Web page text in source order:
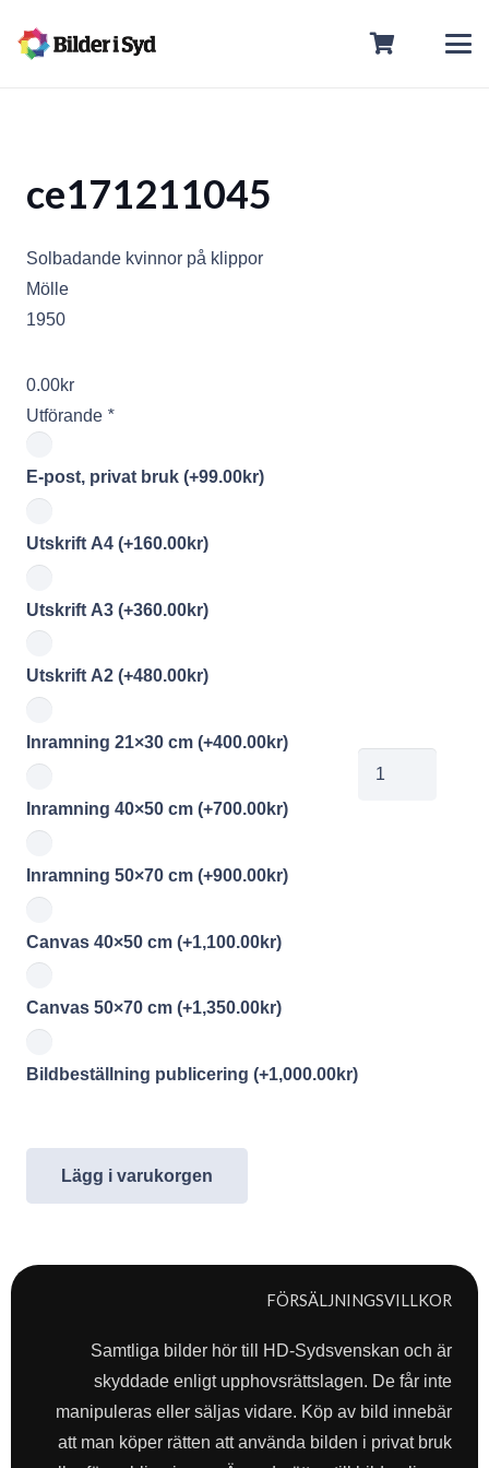
ce171211045
Solbadande kvinnor på klippor
Mölle
1950
0.00kr
Utförande *
E-post, privat bruk (+99.00kr)
Utskrift A4 (+160.00kr)
Utskrift A3 (+360.00kr)
Utskrift A2 (+480.00kr)
Inramning 21×30 cm (+400.00kr)
Inramning 40×50 cm (+700.00kr)
Inramning 50×70 cm (+900.00kr)
Canvas 40×50 cm (+1,100.00kr)
Canvas 50×70 cm (+1,350.00kr)
Bildbeställning publicering (+1,000.00kr)
Lägg i varukorgen
FÖRSÄLJNINGSVILLKOR
Samtliga bilder hör till HD-Sydsvenskan och är
skyddade enligt upphovsrättslagen. De får inte
manipuleras eller säljas vidare. Köp av bild innebär
att man köper rätten att använda bilden i privat bruk